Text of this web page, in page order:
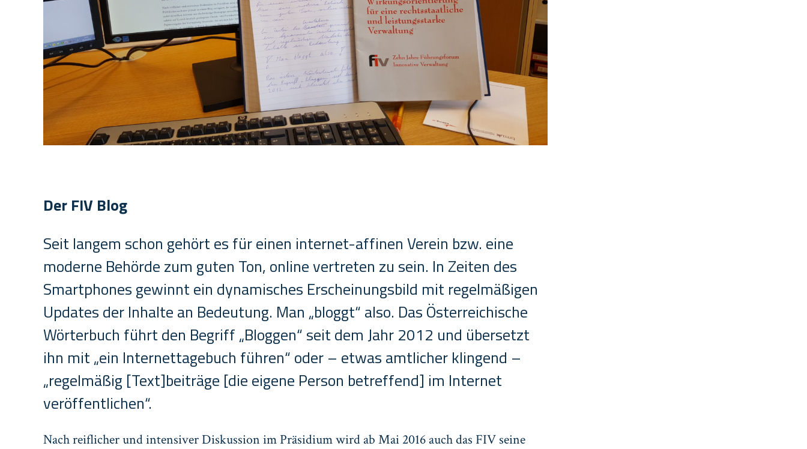
Der FIV Blog
Seit langem schon gehört es für einen internet-affinen Verein bzw. eine
moderne Behörde zum guten Ton, online vertreten zu sein. In Zeiten des
Smartphones gewinnt ein dynamisches Erscheinungsbild mit regelmäßigen
Updates der Inhalte an Bedeutung. Man „bloggt“ also. Das Österreichische
Wörterbuch führt den Begriff „Bloggen“ seit dem Jahr 2012 und übersetzt
ihn mit „ein Internettagebuch führen“ oder – etwas amtlicher klingend –
„regelmäßig [Text]beiträge [die eigene Person betreffend] im Internet
veröffentlichen“.
Nach reiflicher und intensiver Diskussion im Präsidium wird ab Mai 2016 auch das FIV seine